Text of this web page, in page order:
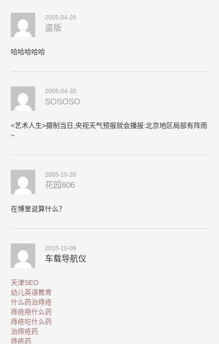
2005-04-26
盗版
哈哈哈哈哈
2005-04-30
SOSOSO
<艺术人生>摄制当日,央视天气预报就会播报:北京地区局部有阵雨
~
2005-10-26
花园606
在博里说算什么？
2010-10-09
车载导航仪
天津SEO
幼儿英语教育
什么药治痔疮
痔疮用什么药
痔疮吃什么药
治痔疮药
痔疮药